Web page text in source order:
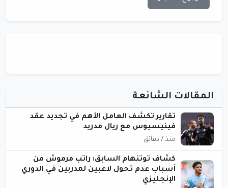
المقالات الشائعة
تقارير تكشف العامل الأهم في تجديد عقد
فينيسيوس مع ريال مدريد
منذ 7 دقائق
كشاف توتنهام السابق: راتب مرموش من
أسباب عدم تحول لاعبين لمدربين في الدوري
الإنجليزي